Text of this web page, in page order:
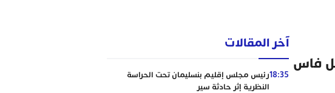
فاس
آخر المقالات
18:35رئيس مجلس إقليم بنسليمان تحت الحراسة
النظرية إثر حادثة سير